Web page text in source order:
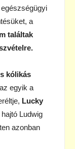
a
találtak
kólikás
egyik a
Lucky
Ludwig
azonban